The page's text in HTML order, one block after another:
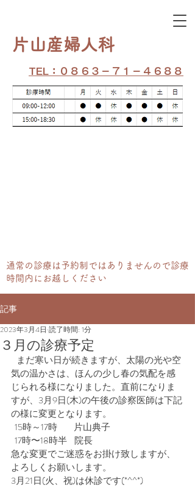
​片山産婦人科
TEL：０８６３－７１－４６８８
通常の​診療は予約制ではありませんので診療
時間内にお越しください
記事
３月の診療予定
2023年3月4日 読了時間: 1分
まだ寒い日が続きますが、太陽の光や空
気の温かさは、ほんの少し春の気配を感
じられる様になりました。直前になりま
すが、3月9日(木)の午後の診察医師は下記
の様に変更となります。
  15時～17時         片山典子
  17時〜18時半    院長
急な変更でご迷惑をお掛け致しますが、
よろしくお願いします。
3月21日(火、祝)は休診です(*^^*)